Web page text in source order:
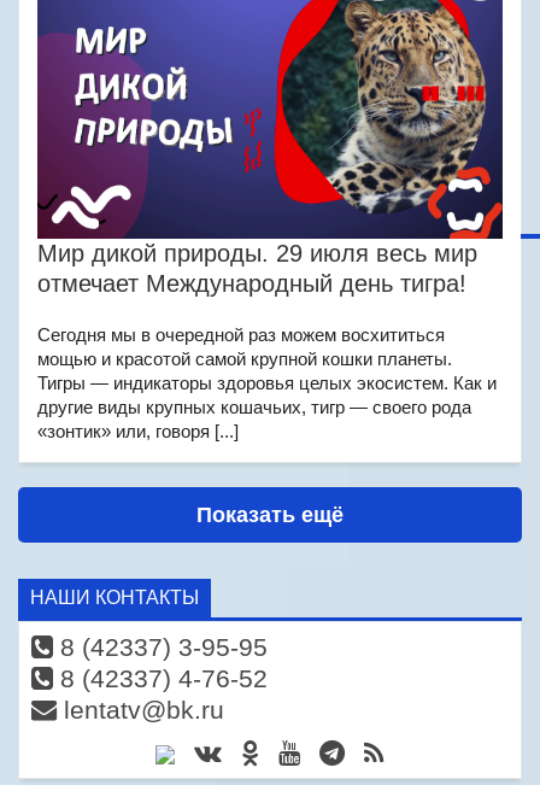
Мир дикой природы. 29 июля весь мир
отмечает Международный день тигра!
Сегодня мы в очередной раз можем восхититься
мощью и красотой самой крупной кошки планеты.
Тигры — индикаторы здоровья целых экосистем. Как и
другие виды крупных кошачьих, тигр — своего рода
«зонтик» или, говоря [...]
Показать ещё
НАШИ КОНТАКТЫ
8 (42337) 3-95-95
8 (42337) 4-76-52
lentatv@bk.ru